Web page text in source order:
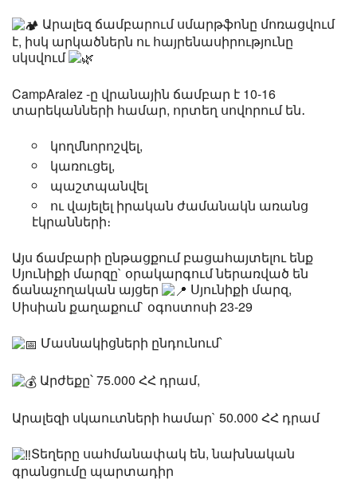
Արալեզ ճամբարում սմարթֆոնը մոռացվում
է, իսկ արկածներն ու հայրենասիրությունը
սկսվում
CampAralez -ը վրանային ճամբար է 10-16
տարեկանների համար, որտեղ սովորում են․
կողմնորոշվել,
կառուցել,
պաշտպանվել
ու վայելել իրական ժամանակն առանց
էկրանների։
Այս ճամբարի ընթացքում բացահայտելու ենք
Սյունիքի մարզը` օրակարգում ներառված են
ճանաչողական այցեր
Սյունիքի մարզ,
Սիսիան քաղաքում` օգոստոսի 23-29
Մասնակիցների ընդունում՝
Արժեքը՝ 75.000 ՀՀ դրամ,
Արալեզի սկաուտների համար` 50.000 ՀՀ դրամ
Տեղերը սահմանափակ են, նախնական
գրանցումը պարտադիր